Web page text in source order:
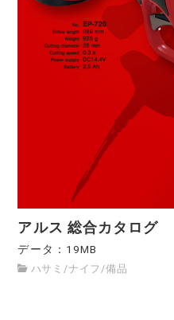
アルス 総合カタログ
データ：19MB
ハサミ/ナイフ/備品